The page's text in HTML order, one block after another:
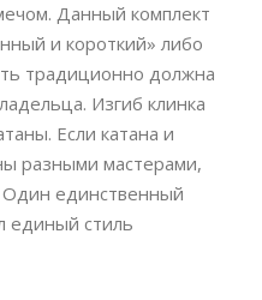
Данный комплект
и короткий» либо
традиционно должна
Изгиб клинка
Если катана и
разными мастерами,
Один единственный
единый стиль